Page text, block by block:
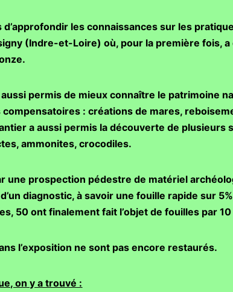
les connaissances sur les
(Indre-et-Loire) où, pour la première fois,
permis de mieux connaître le patrimoine
: créations de mares,
a aussi permis la découverte de plusieurs
ammonites, crocodiles.
une prospection pédestre de matériel
diagnostic, à savoir une fouille rapide sur
50 ont finalement fait l’objet de fouilles par
l’exposition ne sont pas encore restaurés.
on y a trouvé :